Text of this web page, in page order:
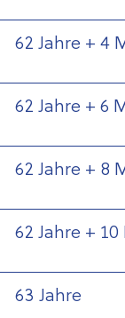
62 Jahre + 4
62 Jahre + 6
62 Jahre + 8
62 Jahre +
63 Jahre